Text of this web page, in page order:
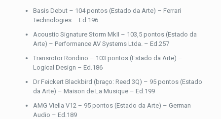
Basis Debut – 104 pontos (Estado da Arte) – Ferrari
Technologies – Ed.196
Acoustic Signature Storm MkII – 103,5 pontos (Estado da
Arte) – Performance AV Systems Ltda. – Ed.257
Transrotor Rondino – 103 pontos (Estado da Arte) –
Logical Design – Ed.186
Dr Feickert Blackbird (braço: Reed 3Q) – 95 pontos (Estado
da Arte) – Maison de La Musique – Ed.199
AMG Viella V12 – 95 pontos (Estado da Arte) – German
Audio – Ed.189